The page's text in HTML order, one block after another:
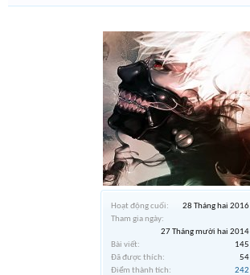
Hoạt động cuối:
28 Tháng hai 2016
Tham gia ngày:
27 Tháng mười hai 2014
Bài viết:
145
Đã được thích:
54
Điểm thành tích:
242